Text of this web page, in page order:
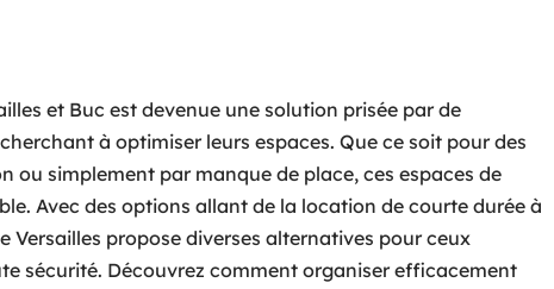
et Buc est devenue une solution prisée par de
à optimiser leurs espaces. Que ce soit pour des
ou simplement par manque de place, ces espaces de
Avec des options allant de la location de courte durée à
Versailles propose diverses alternatives pour ceux
sécurité. Découvrez comment organiser efficacement